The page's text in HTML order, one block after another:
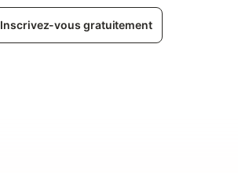
Inscrivez-vous gratuitement